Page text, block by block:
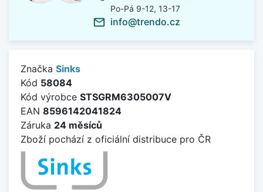
Po-Pá 9-12, 13-17
mail_outline info@trendo.cz
Značka Sinks
Kód 58084
Kód výrobce STSGRM6305007V
EAN 8596142041824
Záruka 24 měsíců
Zboží pochází z oficiální distribuce pro ČR